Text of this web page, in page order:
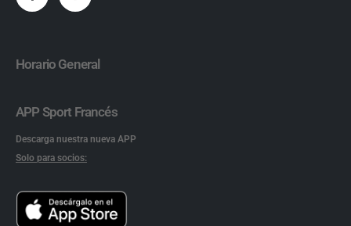
Horario General
APP Sport Francés
Descarga nuestra nueva APP
Solo para socios: